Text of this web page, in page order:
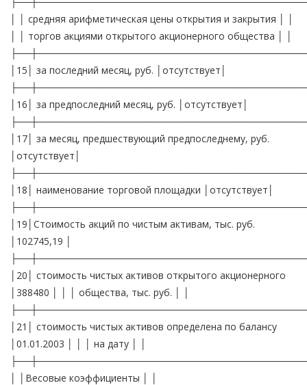
│ │ средняя арифметическая цены открытия и закрытия │ │
│ │ торгов акциями открытого акционерного общества │ │
│15│ за последний месяц, руб. │отсутствует│
│16│ за предпоследний месяц, руб. │отсутствует│
│17│ за месяц, предшествующий предпоследнему, руб.
│отсутствует│
│18│ наименование торговой площадки │отсутствует│
│19│Стоимость акций по чистым активам, тыс. руб.
│102745,19 │
│20│ стоимость чистых активов открытого акционерного
│388480 │ │ │ общества, тыс. руб. │ │
│21│ стоимость чистых активов определена по балансу
│01.01.2003 │ │ │ на дату │ │
│ │Весовые коэффициенты │ │